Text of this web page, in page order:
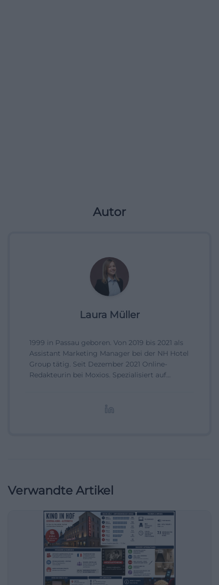
Autor
Laura Müller
1999 in Passau geboren. Von 2019 bis 2021 als
Assistant Marketing Manager bei der NH Hotel
Group tätig. Seit Dezember 2021 Online-
Redakteurin bei Moxios. Spezialisiert auf
Verwandte Artikel